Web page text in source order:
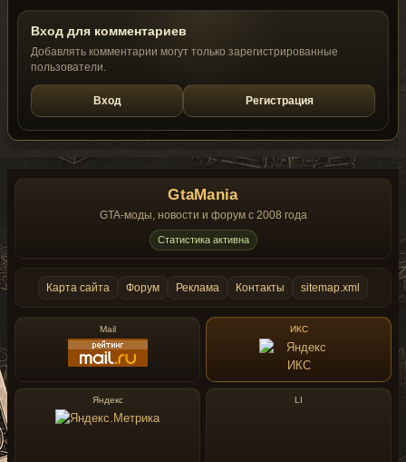
Вход для комментариев
Добавлять комментарии могут только зарегистрированные
пользователи.
Вход Регистрация
GtaMania
GTA-моды, новости и форум с 2008 года
Статистика активна
Карта сайта Форум Реклама Контакты sitemap.xml
Mail ИКС
Яндекс LI